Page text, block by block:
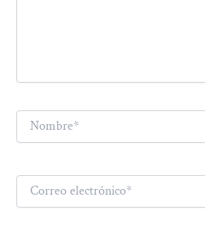
Nombre*
Correo
electrónico*